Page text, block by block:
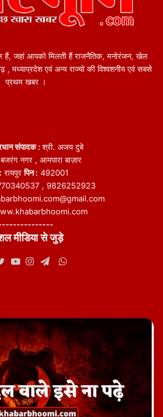
हैं, जहां आपको मिलती हैं राजनैतिक, मनोरंजन, खेल
, मध्याप्रदेश एवं अन्य राज्यो की विश्वशनीय एवं सबसे
प्रथम खबर ।
संपादक :श्री. अजय दुबे
बजरंग नगर , आमपारा बाज़ार
रायपुरपिन : 492001
, 9826252923
मीडिया से जुड़े
WhatsApp